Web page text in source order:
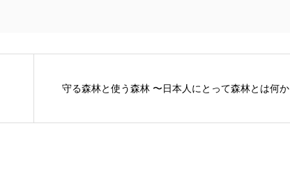
守る森林と使う森林 〜日本人にとって森林とは何か